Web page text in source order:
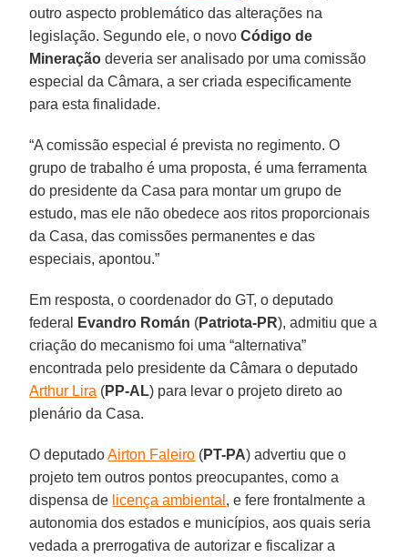
outro aspecto problemático das alterações na
legislação. Segundo ele, o novoCódigo de
Mineração deveria ser analisado por uma comissão
especial da Câmara, a ser criada especificamente
para esta finalidade.
“A comissão especial é prevista no regimento. O
grupo de trabalho é uma proposta, é uma ferramenta
do presidente da Casa para montar um grupo de
estudo, mas ele não obedece aos ritos proporcionais
da Casa, das comissões permanentes e das
especiais, apontou.”
Em resposta, o coordenador do GT, o deputado
federal
Evandro Román (Patriota-PR), admitiu que a
criação do mecanismo foi uma “alternativa”
encontrada pelo presidente da Câmara o deputado
Arthur Lira (PP-AL) para levar o projeto direto ao
plenário da Casa.
O deputadoAirton Faleiro (PT-PA) advertiu que o
projeto tem outros pontos preocupantes, como a
dispensa de licença ambiental , e fere frontalmente a
autonomia dos estados e municípios, aos quais seria
vedada a prerrogativa de autorizar e fiscalizar a